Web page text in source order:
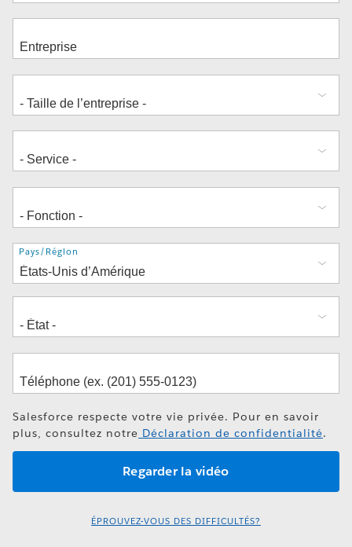
Adresse
Pays/Région
Salesforce respecte votre vie privée. Pour en savoir
plus, consultez notre Déclaration de confidentialité.
ÉPROUVEZ-VOUS DES DIFFICULTÉS?